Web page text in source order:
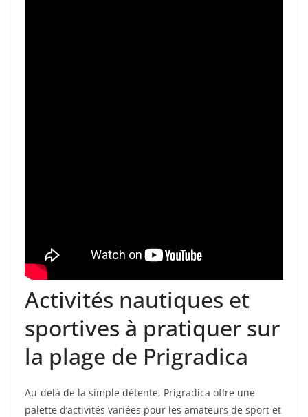
Activités nautiques et
sportives à pratiquer sur
la plage de Prigradica
Au-delà de la simple détente, Prigradica offre une
palette d’activités variées pour les amateurs de sport et